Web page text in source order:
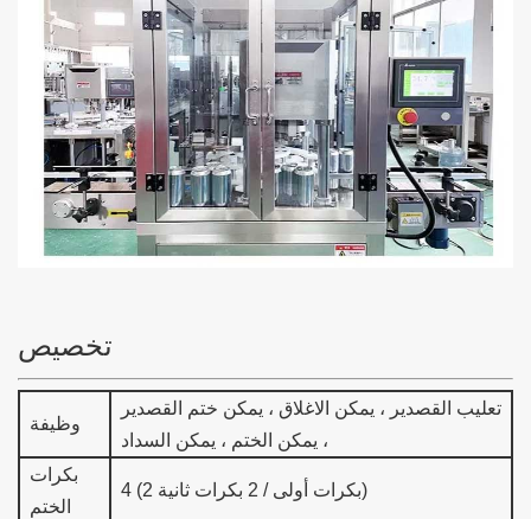
تخصيص
وظيفة
تعليب القصدير ، يمكن الاغلاق ، يمكن ختم القصدير
، يمكن الختم ، يمكن السداد
بكرات
الختم
4 (2 بكرات أولى / 2 بكرات ثانية)